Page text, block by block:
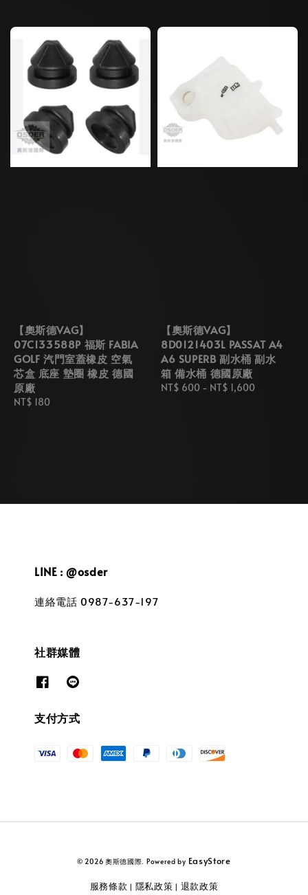
【奧斯德VAG】
07C133588P 福斯 FABIA
GOLF 汽門室蓋橡皮 空氣
芯盒 底座 墊圈 橡皮 德國
原廠
Regular
NT$ 180
【奧斯德VAG】
8D0121403L PASSAT A4
A6 SUPERB 副水桶 副水
箱 備水桶 德國原廠
Regular
NT$ 600 - NT$ 1,600
LINE : @osder
連絡電話 0987-637-197
社群媒體
支付方式
© 2026 奧斯德國際. Powered by EasyStore
服務條款 | 隱私政策 | 退款政策